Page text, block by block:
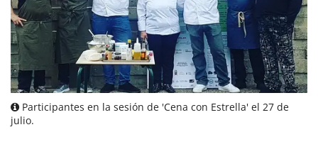
Participantes en la sesión de 'Cena con Estrella' el 27 de
julio.